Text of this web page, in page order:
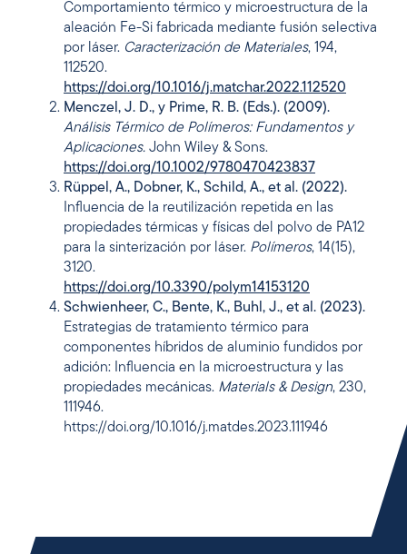
Comportamiento térmico y microestructura de la
aleación Fe-Si fabricada mediante fusión selectiva
por láser. Caracterización de Materiales, 194,
112520.
https://doi.org/10.1016/j.matchar.2022.112520
Menczel, J. D., y Prime, R. B. (Eds.). (2009).
Análisis Térmico de Polímeros: Fundamentos y
Aplicaciones. John Wiley & Sons.
https://doi.org/10.1002/9780470423837
Rüppel, A., Dobner, K., Schild, A., et al. (2022).
Influencia de la reutilización repetida en las
propiedades térmicas y físicas del polvo de PA12
para la sinterización por láser. Polímeros, 14(15),
3120.
https://doi.org/10.3390/polym14153120
Schwienheer, C., Bente, K., Buhl, J., et al. (2023).
Estrategias de tratamiento térmico para
componentes híbridos de aluminio fundidos por
adición: Influencia en la microestructura y las
propiedades mecánicas. Materials & Design, 230,
111946.
https://doi.org/10.1016/j.matdes.2023.111946